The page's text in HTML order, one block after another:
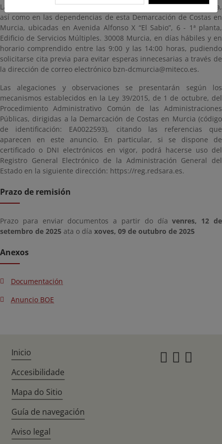
La documentación estará disponible para consulta en esta página,
así como en las dependencias de esta Demarcación de Costas en
Murcia, ubicadas en Avenida Alfonso X “El Sabio”, 6 - 1ª planta,
Edificio de Servicios Múltiples. 30008 Murcia, en días hábiles y en
horario comprendido entre las 9:00 y las 14:00 horas, pudiendo
solicitarse cita previa para evitar esperas innecesarias a través de
la dirección de correo electrónico bzn-dcmurcia@miteco.es.
Las alegaciones y observaciones se presentarán según los
mecanismos establecidos en la Ley 39/2015, de 1 de octubre, del
Procedimiento Administrativo Común de las Administraciones
Públicas, dirigidas a la Demarcación de Costas en Murcia (código
de identificación: EA0022593), citando las referencias que
aparecen en este anuncio. En particular, si se dispone de
certificado o DNI electrónicos en vigor, podrá hacerse uso del
Registro General Electrónico de la Administración General del
Estado en la siguiente dirección: https://reg.redsara.es.
Prazo de remisión
Prazo para enviar documentos a partir do díavenres, 12 de
setembro de 2025 ata o día xoves, 09 de outubro de 2025
Anexos
Documentación
Anuncio BOE
Inicio
Accesibilidade
Mapa do Sitio
Guía de navegación
Aviso legal